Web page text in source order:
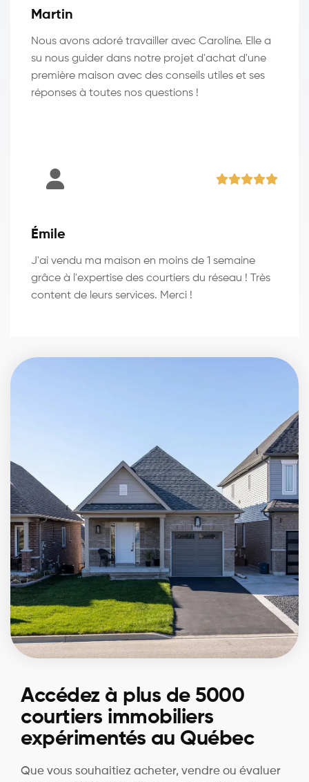
Martin
Nous avons adoré travailler avec Caroline. Elle a
su nous guider dans notre projet d'achat d'une
première maison avec des conseils utiles et ses
réponses à toutes nos questions !
Émile
J'ai vendu ma maison en moins de 1 semaine
grâce à l'expertise des courtiers du réseau ! Très
content de leurs services. Merci !
Accédez à plus de 5000
courtiers immobiliers
expérimentés au Québec
Que vous souhaitiez acheter, vendre ou évaluer